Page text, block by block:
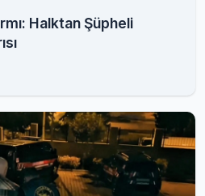
Halktan Şüpheli